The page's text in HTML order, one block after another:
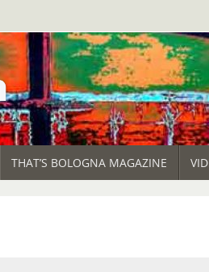
THAT’S BOLOGNA MAGAZINE